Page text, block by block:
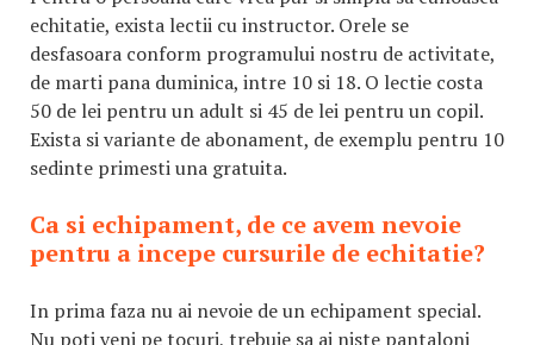
echitatie, exista lectii cu instructor. Orele se
desfasoara conform programului nostru de activitate,
de marti pana duminica, intre 10 si 18. O lectie costa
50 de lei pentru un adult si 45 de lei pentru un copil.
Exista si variante de abonament, de exemplu pentru 10
sedinte primesti una gratuita.
Ca si echipament, de ce avem nevoie
pentru a incepe cursurile de echitatie?
In prima faza nu ai nevoie de un echipament special.
Nu poti veni pe tocuri, trebuie sa ai niste pantaloni